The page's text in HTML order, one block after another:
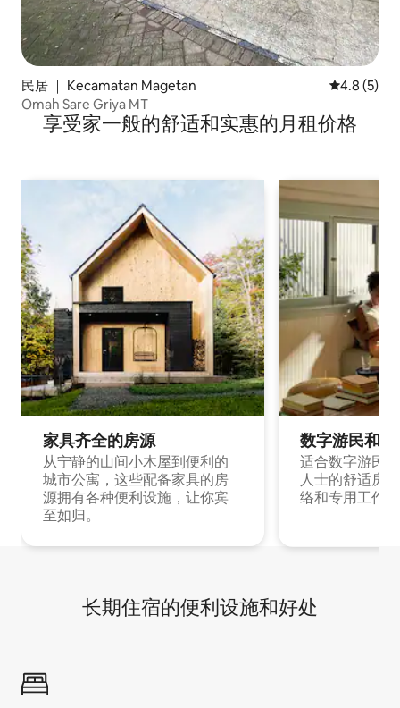
民居 ｜ Kecamatan Magetan 平均评分
4.8 (5)
Omah Sare Griya MT
享受家一般的舒适和实惠的月租价格
家具齐全的房源
从宁静的山间小木屋到便利的
城市公寓，这些配备家具的房
源拥有各种便利设施，让你宾
至如归。
数字游民和
适合数字游民
人士的舒适房
络和专用工作
长期住宿的便利设施和好处